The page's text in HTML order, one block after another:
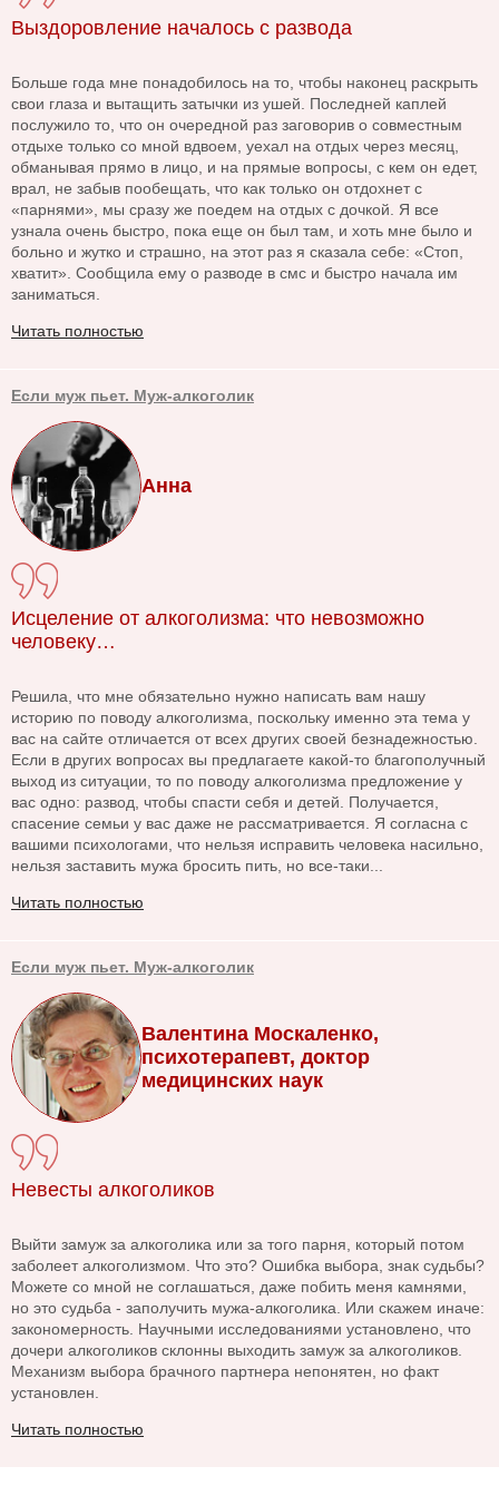
Выздоровление началось с развода
Больше года мне понадобилось на то, чтобы наконец раскрыть
свои глаза и вытащить затычки из ушей. Последней каплей
послужило то, что он очередной раз заговорив о совместным
отдыхе только со мной вдвоем, уехал на отдых через месяц,
обманывая прямо в лицо, и на прямые вопросы, с кем он едет,
врал, не забыв пообещать, что как только он отдохнет с
«парнями», мы сразу же поедем на отдых с дочкой. Я все
узнала очень быстро, пока еще он был там, и хоть мне было и
больно и жутко и страшно, на этот раз я сказала себе: «Стоп,
хватит». Сообщила ему о разводе в смс и быстро начала им
заниматься.
Читать полностью
Если муж пьет. Муж-алкоголик
Анна
Исцеление от алкоголизма: что невозможно
человеку…
Решила, что мне обязательно нужно написать вам нашу
историю по поводу алкоголизма, поскольку именно эта тема у
вас на сайте отличается от всех других своей безнадежностью.
Если в других вопросах вы предлагаете какой-то благополучный
выход из ситуации, то по поводу алкоголизма предложение у
вас одно: развод, чтобы спасти себя и детей. Получается,
спасение семьи у вас даже не рассматривается. Я согласна с
вашими психологами, что нельзя исправить человека насильно,
нельзя заставить мужа бросить пить, но все-таки...
Читать полностью
Если муж пьет. Муж-алкоголик
Валентина Москаленко,
психотерапевт, доктор
медицинских наук
Невесты алкоголиков
Выйти замуж за алкоголика или за того парня, который потом
заболеет алкоголизмом. Что это? Ошибка выбора, знак судьбы?
Можете со мной не соглашаться, даже побить меня камнями,
но это судьба - заполучить мужа-алкоголика. Или скажем иначе:
закономерность. Научными исследованиями установлено, что
дочери алкоголиков склонны выходить замуж за алкоголиков.
Механизм выбора брачного партнера непонятен, но факт
установлен.
Читать полностью